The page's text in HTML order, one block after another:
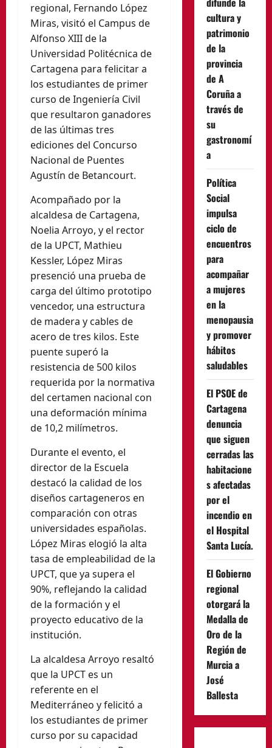
regional, Fernando López
Miras, visitó el Campus de
Alfonso XIII de la
Universidad Politécnica de
Cartagena para felicitar a
los estudiantes de primer
curso de Ingeniería Civil
que resultaron ganadores
de las últimas tres
ediciones del Concurso
Nacional de Puentes
Agustín de Betancourt.
Acompañado por la
alcaldesa de Cartagena,
Noelia Arroyo, y el rector
de la UPCT, Mathieu
Kessler, López Miras
presenció una prueba de
carga del último prototipo
vencedor, una estructura
de madera y cables de
acero de tres kilos. Este
puente superó la
resistencia de 500 kilos
requerida por la normativa
del certamen nacional con
una deformación mínima
de 10,2 milímetros.
Durante el evento, el
director de la Escuela
destacó la calidad de los
diseños cartageneros en
comparación con otras
universidades españolas.
López Miras elogió la alta
tasa de empleabilidad de la
UPCT, que ya supera el
90%, reflejando la calidad
de la formación y el
proyecto educativo de la
institución.
La alcaldesa Arroyo resaltó
que la UPCT es un
referente en el
Mediterráneo y felicitó a
los estudiantes de primer
curso por su capacidad
cultura y
patrimonio
de la
provincia
de A
Coruña a
través de
su
gastronomí
a
Política
Social
impulsa
ciclo de
encuentros
para
acompañar
a mujeres
en la
menopausia
y promover
hábitos
saludables
El PSOE de
Cartagena
denuncia
que siguen
cerradas las
habitacione
s afectadas
por el
incendio en
el Hospital
Santa Lucía.
El Gobierno
regional
otorgará la
Medalla de
Oro de la
Región de
Murcia a
José
Ballesta